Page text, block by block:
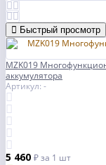
Быстрый просмотр
MZK019
аккумулятора
Артикул: -
5 460 ₽за 1 шт